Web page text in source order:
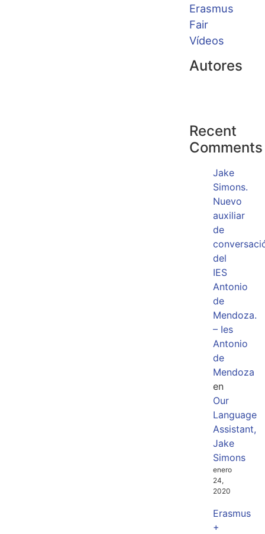
Erasmus
Fair
Vídeos
Autores
Recent
Comments
Jake
Simons.
Nuevo
auxiliar
de
del
IES
Antonio
de
Mendoza.
– Ies
Antonio
de
Mendoza
en
Our
Language
Assistant,
Jake
Simons
enero
24,
2020
Erasmus
+